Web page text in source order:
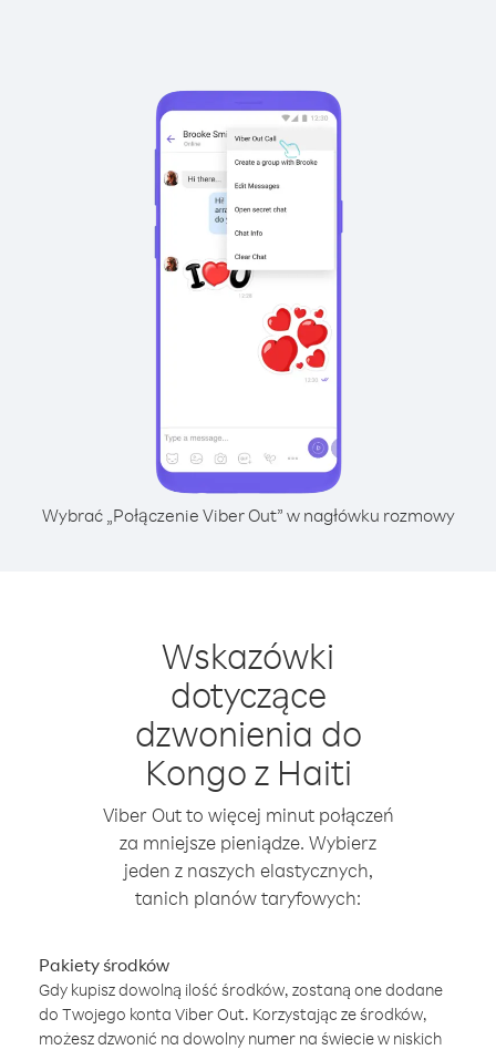
Wybrać „Połączenie Viber Out” w nagłówku rozmowy
Wskazówki
dotyczące
dzwonienia do
Kongo z Haiti
Viber Out to więcej minut połączeń
za mniejsze pieniądze. Wybierz
jeden z naszych elastycznych,
tanich planów taryfowych:
Pakiety środków
Gdy kupisz dowolną ilość środków, zostaną one dodane
do Twojego konta Viber Out. Korzystając ze środków,
możesz dzwonić na dowolny numer na świecie w niskich